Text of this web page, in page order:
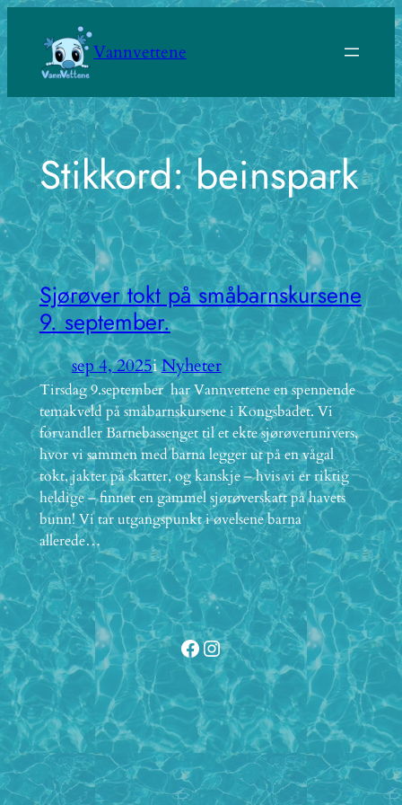
Hopp
til
innhold
Vannvettene
Stikkord:beinspark
Sjørøver tokt på småbarnskursene
9. september.
sep 4, 2025iNyheter
Tirsdag 9.september har Vannvettene en spennende
temakveld på småbarnskursene i Kongsbadet. Vi
forvandler Barnebassenget til et ekte sjørøverunivers,
hvor vi sammen med barna legger ut på en vågal
tokt, jakter på skatter, og kanskje – hvis vi er riktig
heldige – finner en gammel sjørøverskatt på havets
bunn! Vi tar utgangspunkt i øvelsene barna
allerede…
Facebook
Instagram